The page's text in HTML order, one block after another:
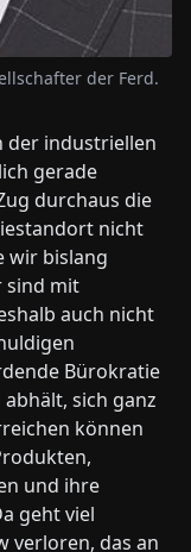
der Ferd.
der industriellen
gerade
durchaus die
nicht
wir bislang
sind mit
auch nicht
Bürokratie
sich ganz
können
und ihre
geht viel
verloren, das an